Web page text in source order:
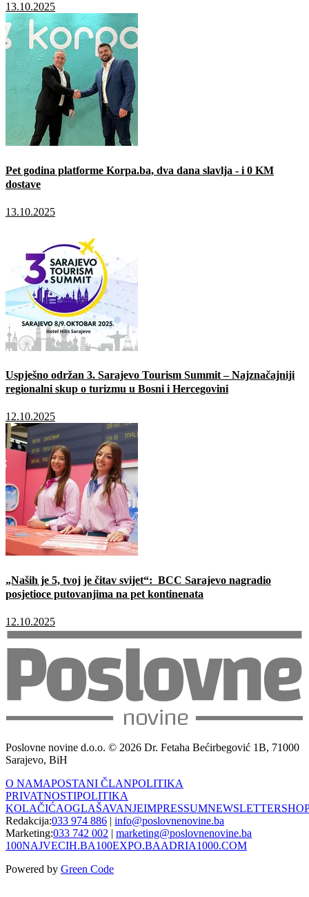
13.10.2025
Pet godina platforme Korpa.ba, dva dana slavlja - i 0 KM
dostave
13.10.2025
Uspješno održan 3. Sarajevo Tourism Summit – Najznačajniji
regionalni skup o turizmu u Bosni i Hercegovini
12.10.2025
„Naših je 5, tvoj je čitav svijet“: BCC Sarajevo nagradio
posjetioce putovanjima na pet kontinenata
12.10.2025
Poslovne novine d.o.o. © 2026 Dr. Fetaha Bećirbegović 1B, 71000
Sarajevo, BiH
O NAMAPOSTANI ČLANPOLITIKA
PRIVATNOSTIPOLITIKA
KOLAČIĆAOGLAŠAVANJEIMPRESSUMNEWSLETTER
Redakcija:033 974 886 | info@poslovnenovine.ba
Marketing:033 742 002 | marketing@poslovnenovine.ba
100NAJVECIH.BA100EXPO.BAADRIA1000.COM
Powered by Green Code